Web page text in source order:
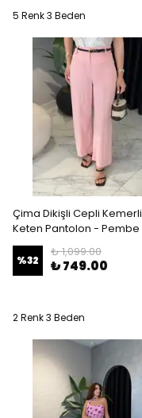
5 Renk 3 Beden
Çima Dikişli Cepli Kemerli
Keten Pantolon - Pembe
%32
₺ 1,099.00
₺ 749.00
2 Renk 3 Beden